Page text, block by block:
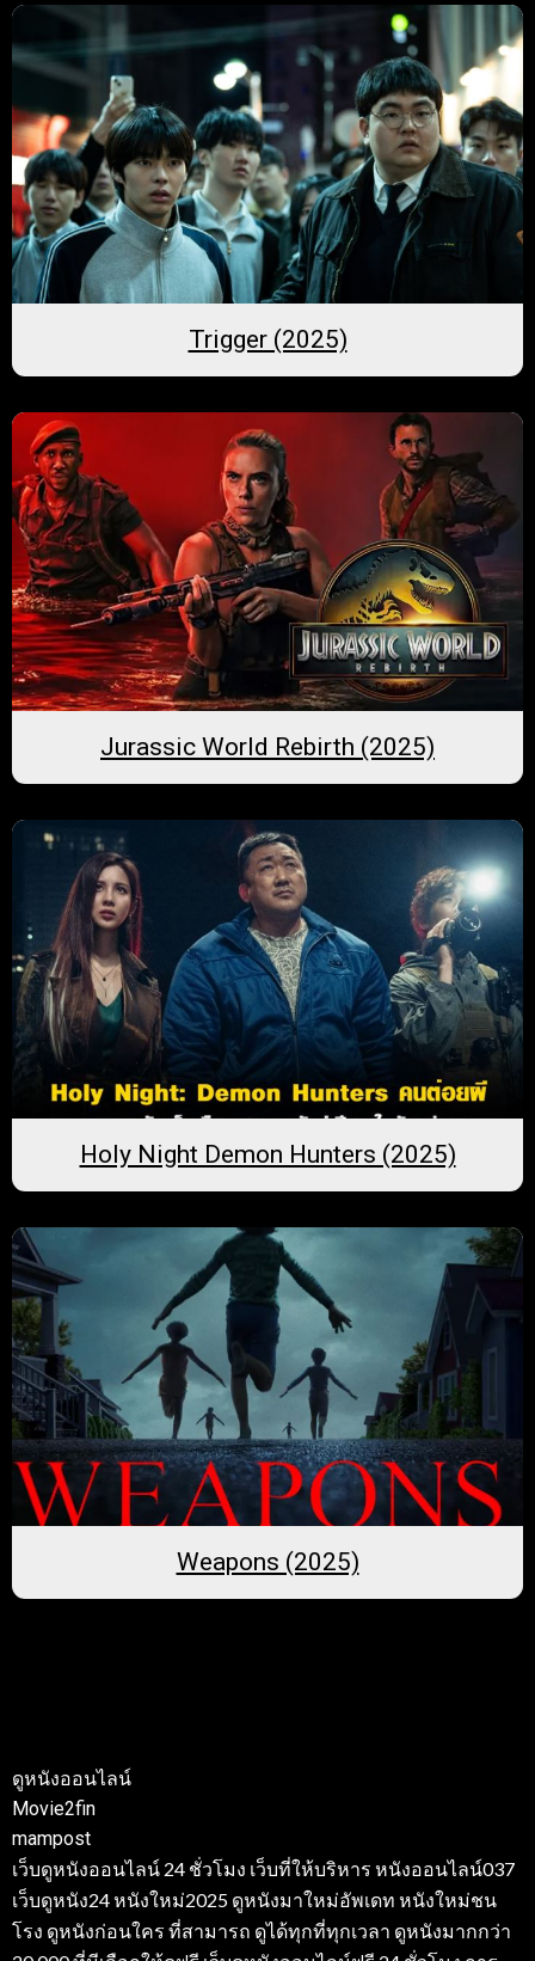
Trigger (2025)
Jurassic World Rebirth (2025)
Holy Night Demon Hunters (2025)
Weapons (2025)
ดูหนังออนไลน์
Movie2fin
mampost
เว็บดูหนังออนไลน์ 24 ชั่วโมง เว็บที่ให้บริหาร หนังออนไลน์037
เว็บดูหนัง24 หนังใหม่2025 ดูหนังมาใหม่อัพเดท หนังใหม่ชน
โรง ดูหนังก่อนใคร ที่สามารถ ดูได้ทุกที่ทุกเวลา ดูหนังมากกว่า